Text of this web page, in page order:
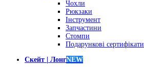
Чохли
Рюкзаки
Інструмент
Запчастини
Стомпи
Подарункові сертифікати
Скейт | ЛонгNEW